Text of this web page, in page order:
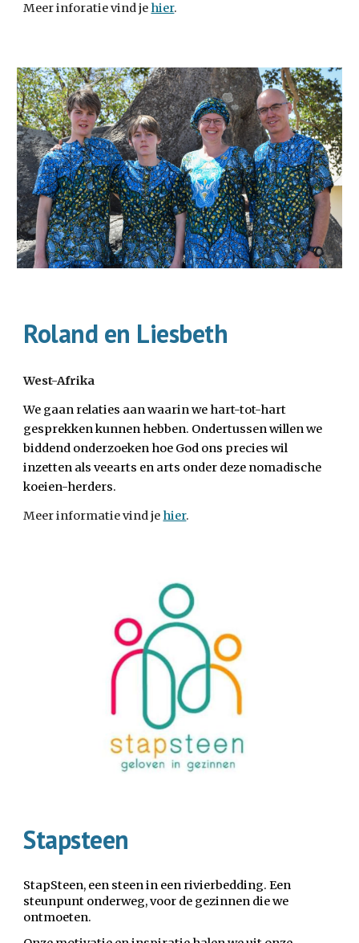
Meer inforatie vind je hier.
Roland en Liesbeth
West-Afrika
We gaan relaties aan waarin we hart-tot-hart
gesprekken kunnen hebben. Ondertussen willen we
biddend onderzoeken hoe God ons precies wil
inzetten als veearts en arts onder deze nomadische
koeien-herders.
Meer informatie vind je hier.
Stapsteen
StapSteen, een steen in een rivierbedding. Een
steunpunt onderweg, voor de gezinnen die we
ontmoeten.